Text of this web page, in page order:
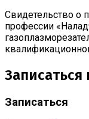
Свидетельство о
профессии
Записаться
Записаться